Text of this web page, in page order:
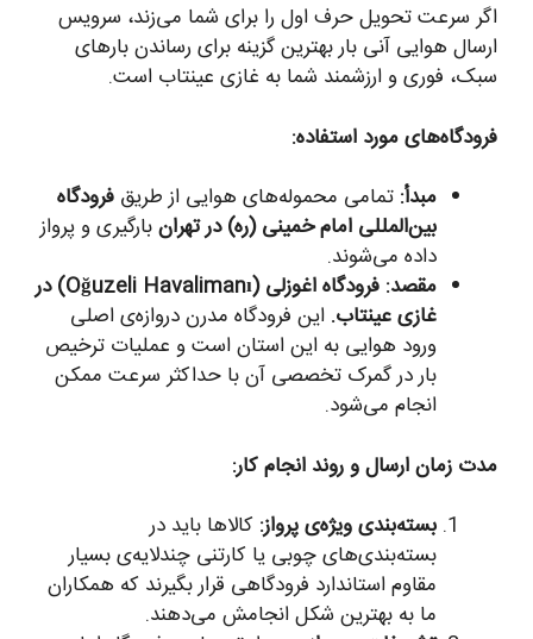
اگر سرعت تحویل حرف اول را برای شما می‌زند، سرویس
ارسال هوایی آنی بار بهترین گزینه برای رساندن بارهای
سبک، فوری و ارزشمند شما به غازی عینتاب است.
فرودگاه‌های مورد استفاده:
مبدأ: تمامی محموله‌های هوایی از طریق فرودگاه
بین‌المللی امام خمینی (ره) در تهرانبارگیری و پرواز
داده می‌شوند.
مقصد: فرودگاه اغوزلی (Oğuzeli Havalimanı) در
غازی عینتاب. این فرودگاه مدرن دروازه‌ی اصلی
ورود هوایی به این استان است و عملیات ترخیص
بار در گمرک تخصصی آن با حداکثر سرعت ممکن
انجام می‌شود.
مدت زمان ارسال و روند انجام کار:
بسته‌بندی ویژه‌ی پرواز: کالاها باید در
بسته‌بندی‌های چوبی یا کارتنی چندلایه‌ی بسیار
مقاوم استاندارد فرودگاهی قرار بگیرند که همکاران
ما به بهترین شکل انجامش می‌دهند.